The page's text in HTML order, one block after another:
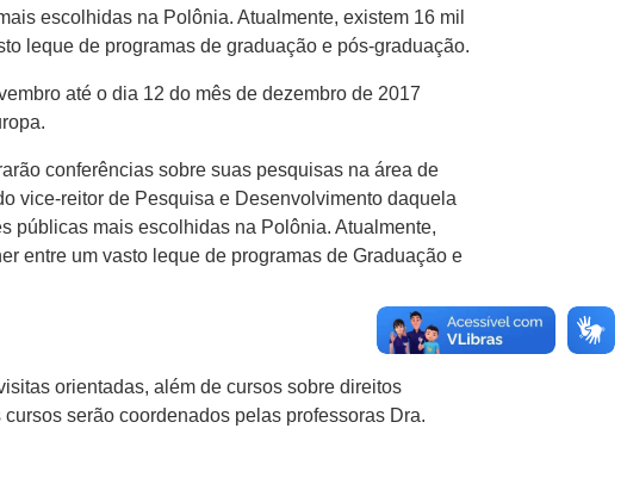
escolhidas na Polônia. Atualmente, existem 16 mil
leque de programas de graduação e pós-graduação.
até o dia 12 do mês de dezembro de 2017
conferências sobre suas pesquisas na área de
vice-reitor de Pesquisa e Desenvolvimento daquela
públicas mais escolhidas na Polônia. Atualmente,
entre um vasto leque de programas de Graduação e
orientadas, além de cursos sobre direitos
serão coordenados pelas professoras Dra.